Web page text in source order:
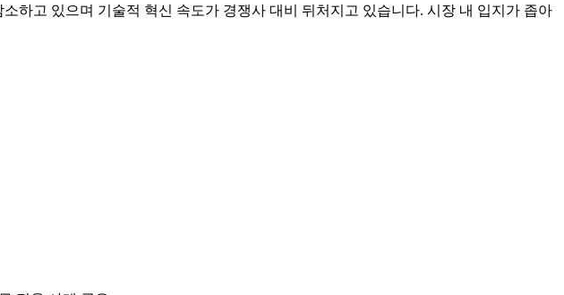
하고 있으며 기술적 혁신 속도가 경쟁사 대비 뒤처지고 있습니다. 시장 내 입지가 좁아